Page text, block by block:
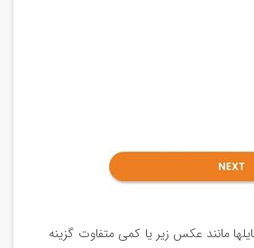
مانند عکس زیر یا کمی متفاوت گزینه